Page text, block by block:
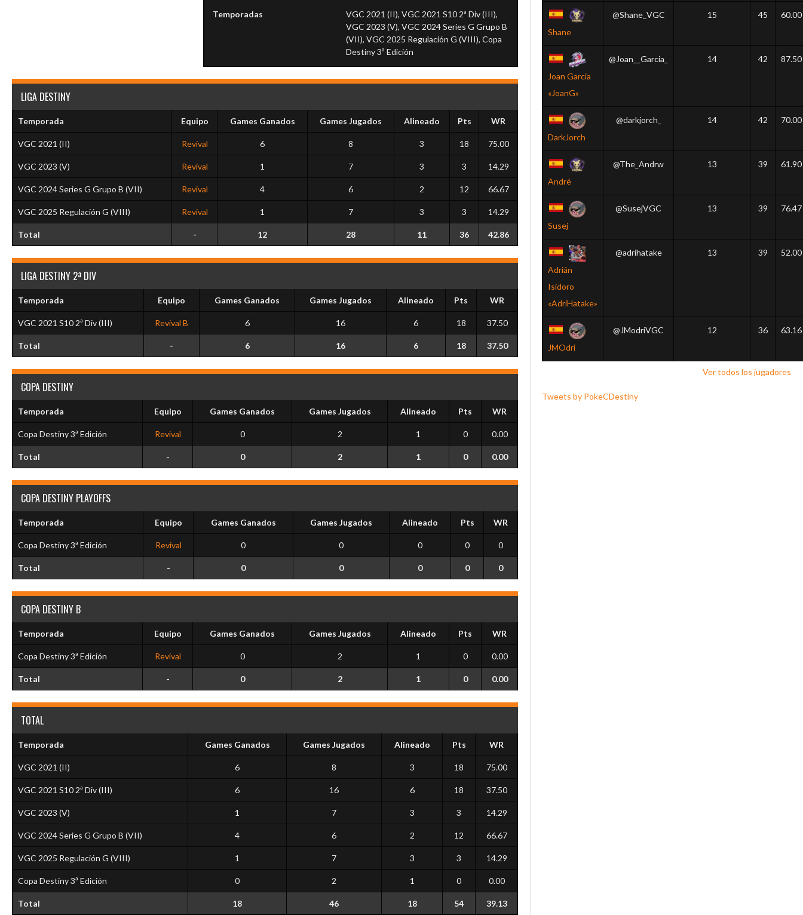
Temporadas
VGC 2021 (II), VGC 2021 S10 2ª Div (III),
VGC 2023 (V), VGC 2024 Series G Grupo B
(VII), VGC 2025 Regulación G (VIII), Copa
Destiny 3ª Edición
LIGA DESTINY
Temporada Equipo Games Ganados Games Jugados Alineado Pts WR
VGC 2021 (II) Revival 6 8 3 18 75.00
VGC 2023 (V) Revival 1 7 3 3 14.29
VGC 2024 Series G Grupo B (VII) Revival 4 6 2 12 66.67
VGC 2025 Regulación G (VIII) Revival 1 7 3 3 14.29
Total - 12 28 11 36 42.86
LIGA DESTINY 2ª DIV
Temporada Equipo Games Ganados Games Jugados Alineado Pts WR
VGC 2021 S10 2ª Div (III) Revival B 6 16 6 18 37.50
Total - 6 16 6 18 37.50
COPA DESTINY
Temporada Equipo Games Ganados Games Jugados Alineado Pts WR
Copa Destiny 3ª Edición Revival 0 2 1 0 0.00
Total - 0 2 1 0 0.00
COPA DESTINY PLAYOFFS
Temporada Equipo Games Ganados Games Jugados Alineado Pts WR
Copa Destiny 3ª Edición Revival 0 0 0 0 0
Total - 0 0 0 0 0
COPA DESTINY B
Temporada Equipo Games Ganados Games Jugados Alineado Pts WR
Copa Destiny 3ª Edición Revival 0 2 1 0 0.00
Total - 0 2 1 0 0.00
TOTAL
Temporada Games Ganados Games Jugados Alineado Pts WR
VGC 2021 (II) 6 8 3 18 75.00
VGC 2021 S10 2ª Div (III) 6 16 6 18 37.50
VGC 2023 (V) 1 7 3 3 14.29
VGC 2024 Series G Grupo B (VII) 4 6 2 12 66.67
VGC 2025 Regulación G (VIII) 1 7 3 3 14.29
Copa Destiny 3ª Edición 0 2 1 0 0.00
Total 18 46 18 54 39.13
Shane
@Shane_VGC 15 45 60.00
Joan Garcia
«JoanG»
@Joan__Garcia_ 14 42 87.50
DarkJorch
@darkjorch_ 14 42 70.00
André
@The_Andrw 13 39 61.90
Susej
@SusejVGC 13 39 76.47
Adrián
Isidoro
«AdriHatake»
@adrihatake 13 39 52.00
JMOdri
@JModriVGC 12 36 63.16
Ver todos los jugadores
Tweets by PokeCDestiny